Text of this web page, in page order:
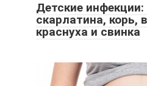
Детские
скарлатина, корь,
краснуха и свинка